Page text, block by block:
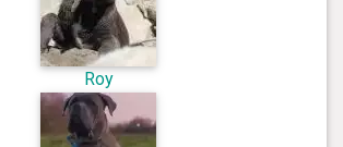
Roy